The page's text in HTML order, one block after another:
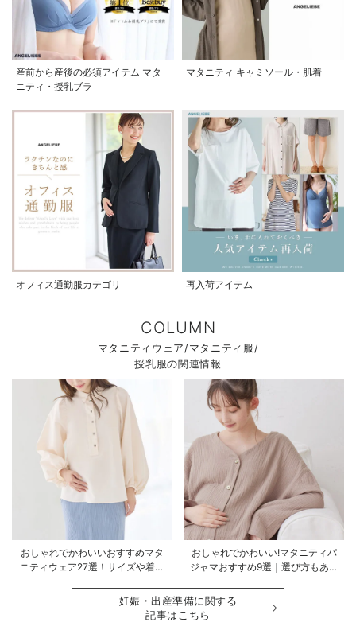
産前から産後の必須アイテム マタ
ニティ・授乳ブラ
マタニティ キャミソール・肌着
オフィス通勤服カテゴリ 再入荷アイテム
COLUMN
マタニティウェア/マタニティ服/
授乳服の関連情報
おしゃれでかわいいおすすめマタ
ニティウェア27選！サイズや着る
おしゃれでかわいい!マタニティパ
ジャマおすすめ9選｜選び方もあわ
妊娠・出産準備に関する
記事はこちら